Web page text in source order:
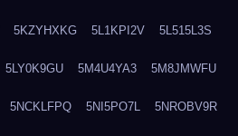
5KZYHXKG 5L1KPI2V 5L515L3S
5LY0K9GU 5M4U4YA3 5M8JMWFU
5NCKLFPQ 5NI5PO7L 5NROBV9R